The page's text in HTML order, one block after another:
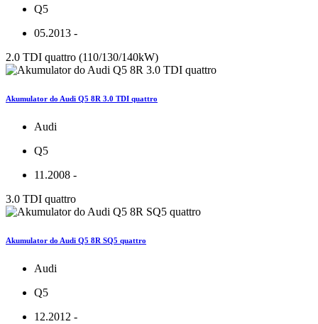
Q5
05.2013 -
2.0 TDI quattro (110/130/140kW)
Akumulator do Audi Q5 8R 3.0 TDI quattro
Audi
Q5
11.2008 -
3.0 TDI quattro
Akumulator do Audi Q5 8R SQ5 quattro
Audi
Q5
12.2012 -